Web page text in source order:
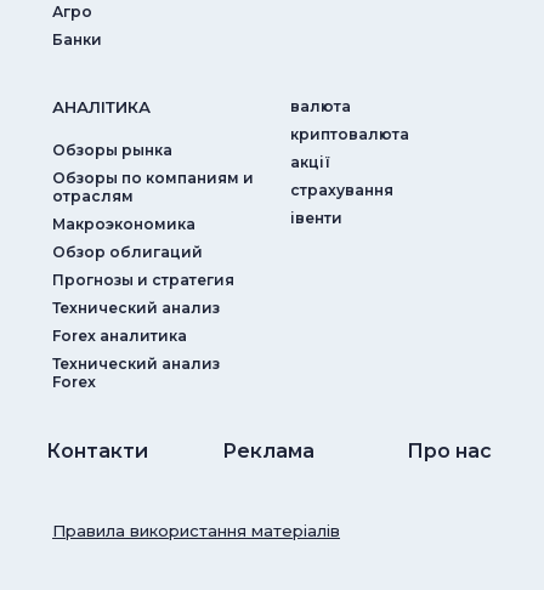
Агро
Банки
АНАЛIТИКА
Обзоры рынка
Обзоры по компаниям и
отраслям
Макроэкономика
Обзор облигаций
Прогнозы и стратегия
Технический анализ
Forex аналитика
Технический анализ
Forex
валюта
криптовалюта
акції
страхування
iвенти
Контакти Реклама Про нас
Правила використання матеріалів